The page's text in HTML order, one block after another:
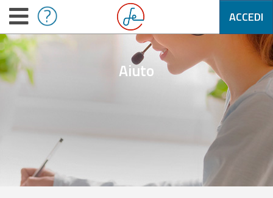
ACCEDI
Aiuto